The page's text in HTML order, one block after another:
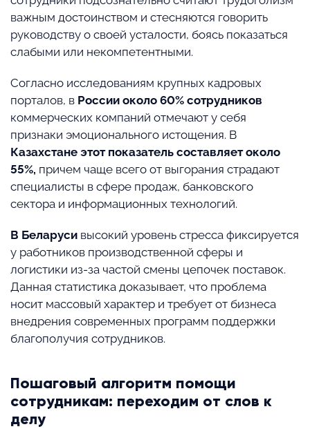
важным достоинством и стесняются говорить
руководству о своей усталости, боясь показаться
слабыми или некомпетентными.
Согласно исследованиям крупных кадровых
порталов, в России около 60% сотрудников
коммерческих компаний отмечают у себя
признаки эмоционального истощения. В
Казахстане этот показатель составляет около
55%, причем чаще всего от выгорания страдают
специалисты в сфере продаж, банковского
сектора и информационных технологий.
В Беларуси высокий уровень стресса фиксируется
у работников производственной сферы и
логистики из-за частой смены цепочек поставок.
Данная статистика доказывает, что проблема
носит массовый характер и требует от бизнеса
внедрения современных программ поддержки
благополучия сотрудников.
Пошаговый алгоритм помощи
сотрудникам: переходим от слов к
делу